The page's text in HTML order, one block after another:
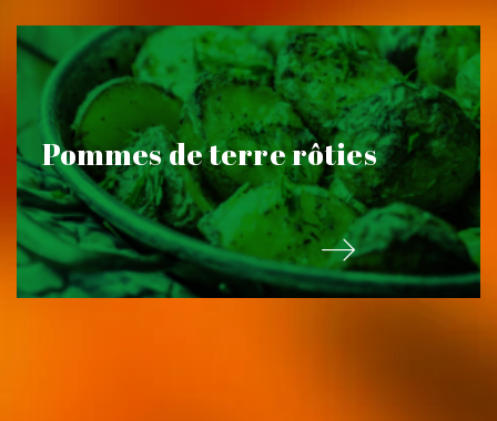
Pommes de terre rôties